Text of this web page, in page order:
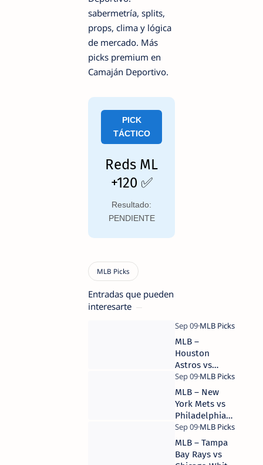
sabermetría, splits,
props, clima y lógica
de mercado. Más
picks premium en
Camaján Deportivo.
PICK
TÁCTICO
Reds ML
+120 ✅
Resultado:
PENDIENTE
Entradas que pueden
interesarte
MLB –
Houston
Astros vs
Toronto Blue
Jays – 9 de
septiembre de
2025 – Pick
Mercado |
Deportivo
MLB – New
York Mets vs
Philadelphia
Phillies – 9 de
septiembre de
2025 – Pick
Mercado |
MLB – Tampa
Bay Rays vs